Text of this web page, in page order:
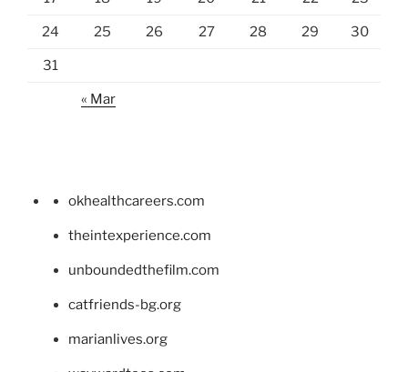
24 25 26 27 28 29 30
31
« Mar
okhealthcareers.com
theintexperience.com
unboundedthefilm.com
catfriends-bg.org
marianlives.org